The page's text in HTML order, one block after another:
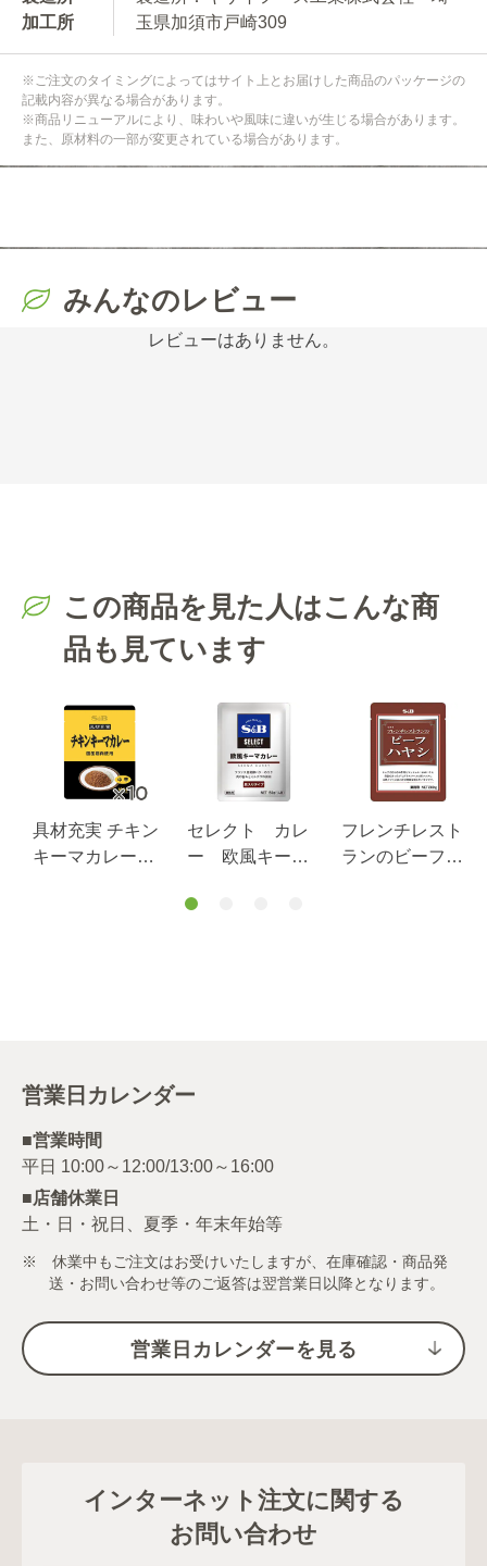
加工所
玉県加須市戸崎309
※ご注文のタイミングによってはサイト上とお届けした商品のパッケージの
記載内容が異なる場合があります。
※商品リニューアルにより、味わいや風味に違いが生じる場合があります。
また、原材料の一部が変更されている場合があります。
みんなのレビュー
レビューはありません。
この商品を見た人はこんな商
品も見ています
具材充実 チキン
キーマカレー１
セレクト カレ
ー 欧風キーマ
ｇ
フレンチレスト
ランのビーフハ
営業日カレンダー
■営業時間
■店舗休業日
土・日・祝日、夏季・年末年始等
※ 休業中もご注文はお受けいたしますが、在庫確認・商品発
送・お問い合わせ等のご返答は翌営業日以降となります。
営業日カレンダーを見る
インターネット注文に関する
お問い合わせ